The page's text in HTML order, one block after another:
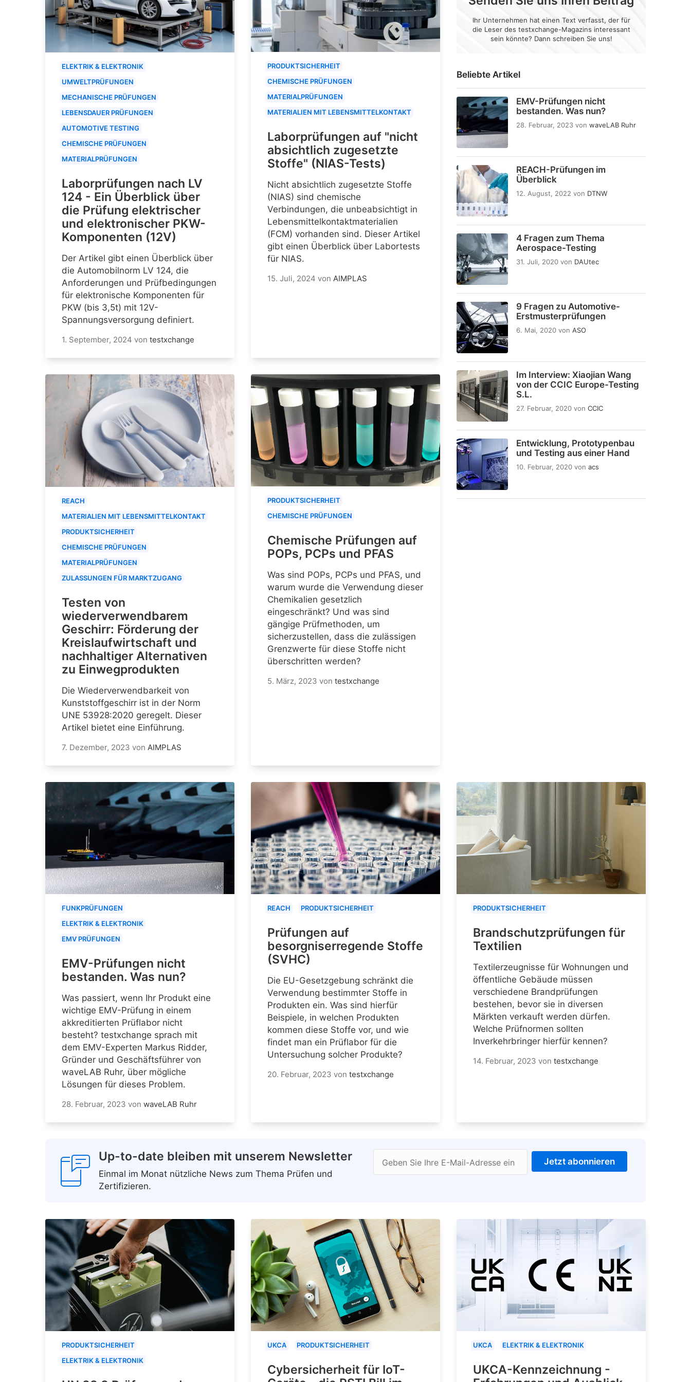
Beliebte Artikel
EMV-Prüfungen nicht
bestanden. Was nun?
28. Februar, 2023 von waveLAB Ruhr
REACH-Prüfungen im
Überblick
12. August, 2022 von DTNW
4 Fragen zum Thema
Aerospace-Testing
31. Juli, 2020 von DAUtec
9 Fragen zu Automotive-
Erstmusterprüfungen
6. Mai, 2020 von ASO
Im Interview: Xiaojian Wang
von der CCIC Europe-Testing
S.L.
27. Februar, 2020 von CCIC
Entwicklung, Prototypenbau
und Testing aus einer Hand
10. Februar, 2020 von acs
Ihr Unternehmen hat einen Text verfasst, der für
die Leser des testxchange-Magazins interessant
sein könnte? Dann schreiben Sie uns!
ELEKTRIK & ELEKTRONIK
UMWELTPRÜFUNGEN
MECHANISCHE PRÜFUNGEN
LEBENSDAUER PRÜFUNGEN
AUTOMOTIVE TESTING
CHEMISCHE PRÜFUNGEN
MATERIALPRÜFUNGEN
Laborprüfungen nach LV
124 - Ein Überblick über
die Prüfung elektrischer
und elektronischer PKW-
Komponenten (12V)
Der Artikel gibt einen Überblick über
die Automobilnorm LV 124, die
Anforderungen und Prüfbedingungen
für elektronische Komponenten für
PKW (bis 3,5t) mit 12V-
Spannungsversorgung definiert.
1. September, 2024 von testxchange
PRODUKTSICHERHEIT
CHEMISCHE PRÜFUNGEN
MATERIALPRÜFUNGEN
MATERIALIEN MIT LEBENSMITTELKONTAKT
Laborprüfungen auf "nicht
absichtlich zugesetzte
Stoffe" (NIAS-Tests)
Nicht absichtlich zugesetzte Stoffe
(NIAS) sind chemische
Verbindungen, die unbeabsichtigt in
Lebensmittelkontaktmaterialien
(FCM) vorhanden sind. Dieser Artikel
gibt einen Überblick über Labortests
für NIAS.
15. Juli, 2024 von AIMPLAS
REACH
MATERIALIEN MIT LEBENSMITTELKONTAKT
PRODUKTSICHERHEIT
CHEMISCHE PRÜFUNGEN
MATERIALPRÜFUNGEN
ZULASSUNGEN FÜR MARKTZUGANG
Testen von
wiederverwendbarem
Geschirr: Förderung der
Kreislaufwirtschaft und
nachhaltiger Alternativen
zu Einwegprodukten
Die Wiederverwendbarkeit von
Kunststoffgeschirr ist in der Norm
UNE 53928:2020 geregelt. Dieser
Artikel bietet eine Einführung.
7. Dezember, 2023 von AIMPLAS
PRODUKTSICHERHEIT
CHEMISCHE PRÜFUNGEN
Chemische Prüfungen auf
POPs, PCPs und PFAS
Was sind POPs, PCPs und PFAS, und
warum wurde die Verwendung dieser
Chemikalien gesetzlich
eingeschränkt? Und was sind
gängige Prüfmethoden, um
sicherzustellen, dass die zulässigen
Grenzwerte für diese Stoffe nicht
überschritten werden?
5. März, 2023 von testxchange
FUNKPRÜFUNGEN
ELEKTRIK & ELEKTRONIK
EMV PRÜFUNGEN
EMV-Prüfungen nicht
bestanden. Was nun?
Was passiert, wenn Ihr Produkt eine
wichtige EMV-Prüfung in einem
akkreditierten Prüflabor nicht
besteht? testxchange sprach mit
dem EMV-Experten Markus Ridder,
Gründer und Geschäftsführer von
waveLAB Ruhr, über mögliche
Lösungen für dieses Problem.
28. Februar, 2023 von waveLAB Ruhr
REACH PRODUKTSICHERHEIT
Prüfungen auf
besorgniserregende Stoffe
(SVHC)
Die EU-Gesetzgebung schränkt die
Verwendung bestimmter Stoffe in
Produkten ein. Was sind hierfür
Beispiele, in welchen Produkten
kommen diese Stoffe vor, und wie
findet man ein Prüflabor für die
Untersuchung solcher Produkte?
20. Februar, 2023 von testxchange
PRODUKTSICHERHEIT
Brandschutzprüfungen für
Textilien
Textilerzeugnisse für Wohnungen und
öffentliche Gebäude müssen
verschiedene Brandprüfungen
bestehen, bevor sie in diversen
Märkten verkauft werden dürfen.
Welche Prüfnormen sollten
Inverkehrbringer hierfür kennen?
14. Februar, 2023 von testxchange
Up-to-date bleiben mit unserem Newsletter
Einmal im Monat nützliche News zum Thema Prüfen und
Zertifizieren.
Geben Sie Ihre E-Mail-Adresse ein Jetzt abonnieren
PRODUKTSICHERHEIT
ELEKTRIK & ELEKTRONIK
UKCA PRODUKTSICHERHEIT
Cybersicherheit für IoT-
UKCA ELEKTRIK & ELEKTRONIK
UKCA-Kennzeichnung -